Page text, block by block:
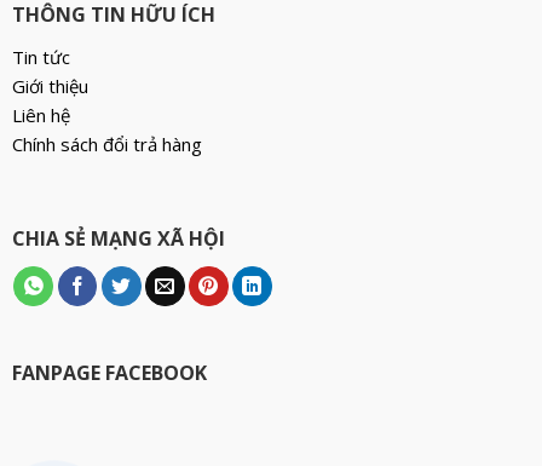
THÔNG TIN HỮU ÍCH
Tin tức
Giới thiệu
Liên hệ
Chính sách đổi trả hàng
CHIA SẺ MẠNG XÃ HỘI
FANPAGE FACEBOOK